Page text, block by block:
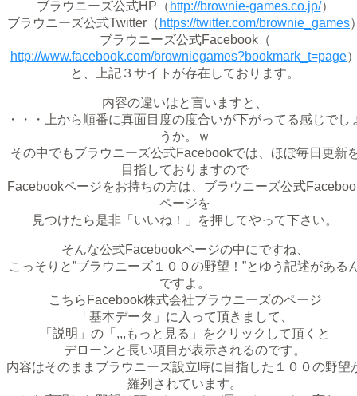
ブラウニーズ公式HP（ http://brownie-games.co.jp/）
ブラウニーズ公式Twitter（ https://twitter.com/brownie_games
ブラウニーズ公式Facebook（
http://www.facebook.com/browniegames?bookmark_t=page
と、上記３サイトが存在しております。
内容の違いはと言いますと、
・・・上から順番に真面目度の度合いが下がってる感じでし
うか。ｗ
その中でもブラウニーズ公式Facebookでは、ほぼ毎日更新
目指しておりますので
Facebookページをお持ちの方は、ブラウニーズ公式
ページを
見つけたら是非「いいね！」を押してやって下さい。
そんな公式Facebookページの中にですね、
こっそりと”ブラウニーズ１００の野望！”とゆう記述がある
ですよ。
こちらFacebook株式会社ブラウニーズのページ
「基本データ」に入って頂きまして、
「説明」の「,,,もっと見る」をクリックして頂くと
デローンと長い項目が表示されるのです。
内容はそのままブラウニーズ設立時に目指した１００の野望
羅列されています。